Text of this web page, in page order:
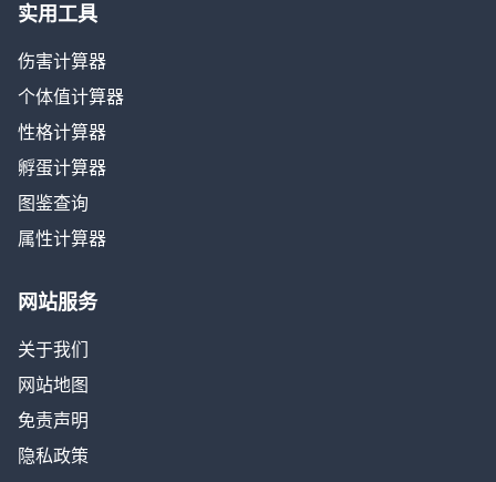
实用工具
伤害计算器
个体值计算器
性格计算器
孵蛋计算器
图鉴查询
属性计算器
网站服务
关于我们
网站地图
免责声明
隐私政策